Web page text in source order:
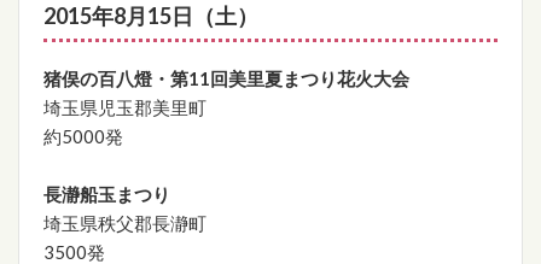
2015年8月15日（土）
猪俣の百八燈・第11回美里夏まつり花火大会
埼玉県児玉郡美里町
約5000発
長瀞船玉まつり
埼玉県秩父郡長瀞町
3500発